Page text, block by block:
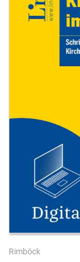
Rimböck